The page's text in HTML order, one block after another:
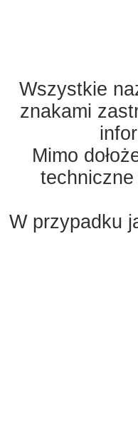
Wszystkie
znakami
Mimo
W przypadku